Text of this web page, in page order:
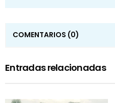
COMENTARIOS (0)
Entradas relacionadas